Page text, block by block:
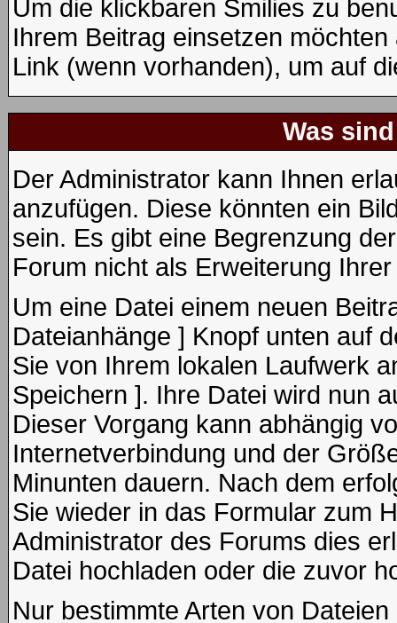
Um die klickbaren Smilies zu
Ihrem Beitrag einsetzen
Link (wenn vorhanden), um auf
Was
Der Administrator kann Ihnen
anzufügen. Diese könnten ein
sein. Es gibt eine Begrenzung
Forum nicht als Erweiterung
Um eine Datei einem neuen
Dateianhänge ] Knopf unten auf
Sie von Ihrem lokalen Laufwerk
Speichern ]. Ihre Datei wird nun
Dieser Vorgang kann abhängig
Internetverbindung und der
Minunten dauern. Nach dem
Sie wieder in das Formular zum
Administrator des Forums dies
Datei hochladen oder die zuvor
Nur bestimmte Arten von